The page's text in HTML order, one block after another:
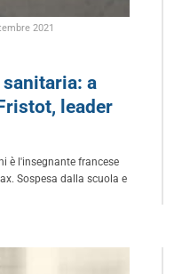
2021
a
leader
è l'insegnante francese
Sospesa dalla scuola e